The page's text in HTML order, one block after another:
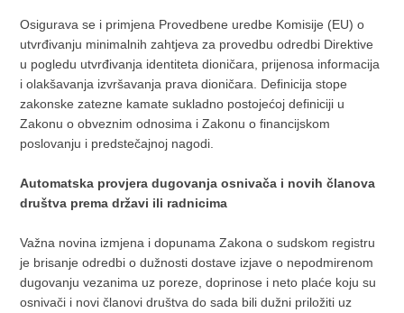
Osigurava se i primjena Provedbene uredbe Komisije (EU) o
utvrđivanju minimalnih zahtjeva za provedbu odredbi Direktive
u pogledu utvrđivanja identiteta dioničara, prijenosa informacija
i olakšavanja izvršavanja prava dioničara. Definicija stope
zakonske zatezne kamate sukladno postojećoj definiciji u
Zakonu o obveznim odnosima i Zakonu o financijskom
poslovanju i predstečajnoj nagodi.
Automatska provjera dugovanja osnivača i novih članova
društva prema državi ili radnicima
Važna novina izmjena i dopunama Zakona o sudskom registru
je brisanje odredbi o dužnosti dostave izjave o nepodmirenom
dugovanju vezanima uz poreze, doprinose i neto plaće koju su
osnivači i novi članovi društva do sada bili dužni priložiti uz